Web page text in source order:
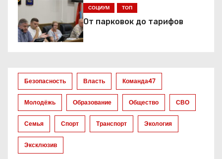
я
п
з
а
п
и
СОЦИУМ ТОП
От парковок до тарифов
Безопасность Власть Команда47
Молодёжь Образование Общество СВО
Семья Спорт Транспорт Экология
Эксклюзив